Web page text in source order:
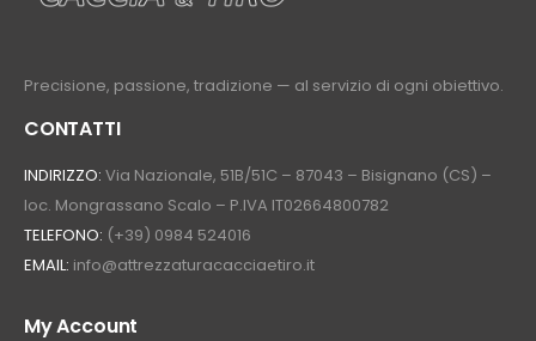
Precisione, passione, tradizione — al servizio di ogni obiettivo.
CONTATTI
INDIRIZZO: Via Nazionale, 51B/51C – 87043 – Bisignano (CS) –
loc. Mongrassano Scalo – P.IVA IT02664800782
TELEFONO: (+39) 0984 524016
EMAIL: info@attrezzaturacacciaetiro.it
My Account